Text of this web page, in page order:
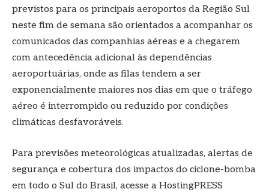
previstos para os principais aeroportos da Região Sul
neste fim de semana são orientados a acompanhar os
comunicados das companhias aéreas e a chegarem
com antecedência adicional às dependências
aeroportuárias, onde as filas tendem a ser
exponencialmente maiores nos dias em que o tráfego
aéreo é interrompido ou reduzido por condições
climáticas desfavoráveis.
Para previsões meteorológicas atualizadas, alertas de
segurança e cobertura dos impactos do ciclone-bomba
em todo o Sul do Brasil, acesse a HostingPRESS